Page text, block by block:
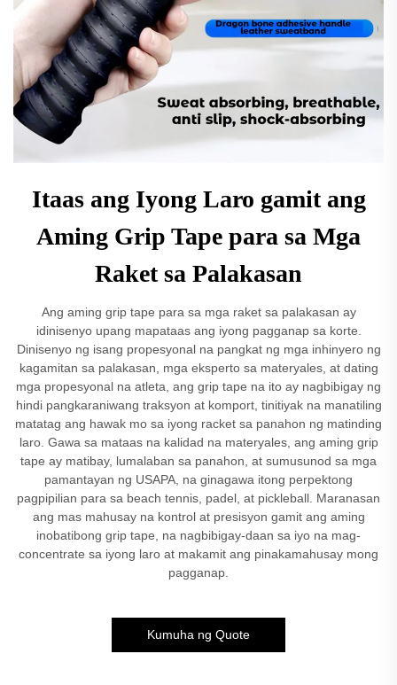
Itaas ang Iyong Laro gamit ang
Aming Grip Tape para sa Mga
Raket sa Palakasan
Ang aming grip tape para sa mga raket sa palakasan ay
idinisenyo upang mapataas ang iyong pagganap sa korte.
Dinisenyo ng isang propesyonal na pangkat ng mga inhinyero ng
kagamitan sa palakasan, mga eksperto sa materyales, at dating
mga propesyonal na atleta, ang grip tape na ito ay nagbibigay ng
hindi pangkaraniwang traksyon at komport, tinitiyak na manatiling
matatag ang hawak mo sa iyong racket sa panahon ng matinding
laro. Gawa sa mataas na kalidad na materyales, ang aming grip
tape ay matibay, lumalaban sa panahon, at sumusunod sa mga
pamantayan ng USAPA, na ginagawa itong perpektong
pagpipilian para sa beach tennis, padel, at pickleball. Maranasan
ang mas mahusay na kontrol at presisyon gamit ang aming
inobatibong grip tape, na nagbibigay-daan sa iyo na mag-
concentrate sa iyong laro at makamit ang pinakamahusay mong
pagganap.
Kumuha ng Quote